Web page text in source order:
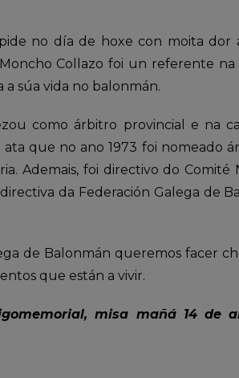
no día de hoxe con moita dor
Moncho Collazo foi un referente
súa vida no balonmán.
como árbitro provincial e na
ata que no ano 1973 foi nomeado
Ademais, foi directivo do
da Federación Galega de
de Balonmán queremos facer
que están a vivir.
misa mañá 14 de